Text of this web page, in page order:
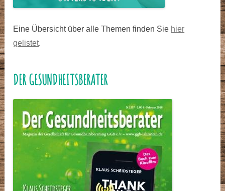
Eine Übersicht über alle Themen finden Sie hier
gelistet.
DER GESUNDHEITSBERATER